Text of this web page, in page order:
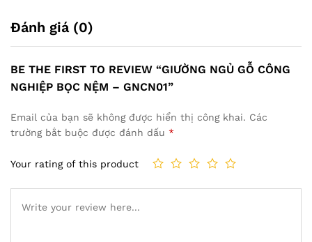
Đánh giá (0)
BE THE FIRST TO REVIEW “GIƯỜNG NGỦ GỖ CÔNG
NGHIỆP BỌC NỆM – GNCN01”
Email của bạn sẽ không được hiển thị công khai. Các
trường bắt buộc được đánh dấu *
Your rating of this product